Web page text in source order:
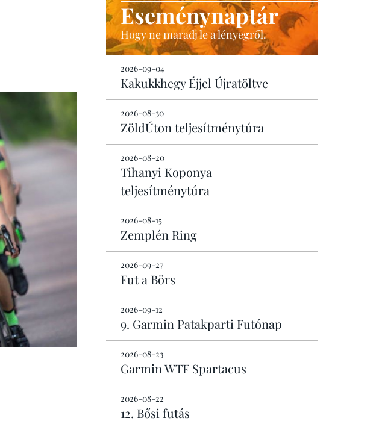
Eseménynaptár
Hogy ne maradj le a lényegről.
2026-09-04
Kakukkhegy Éjjel Újratöltve
2026-08-30
ZöldÚton teljesítménytúra
2026-08-20
Tihanyi Koponya
teljesítménytúra
2026-08-15
Zemplén Ring
2026-09-27
Fut a Börs
2026-09-12
9. Garmin Patakparti Futónap
2026-08-23
Garmin WTF Spartacus
2026-08-22
12. Bősi futás